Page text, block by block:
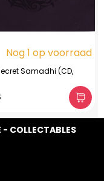
Nog 1 op voorraad
Samadhi (CD,
COLLECTABLES